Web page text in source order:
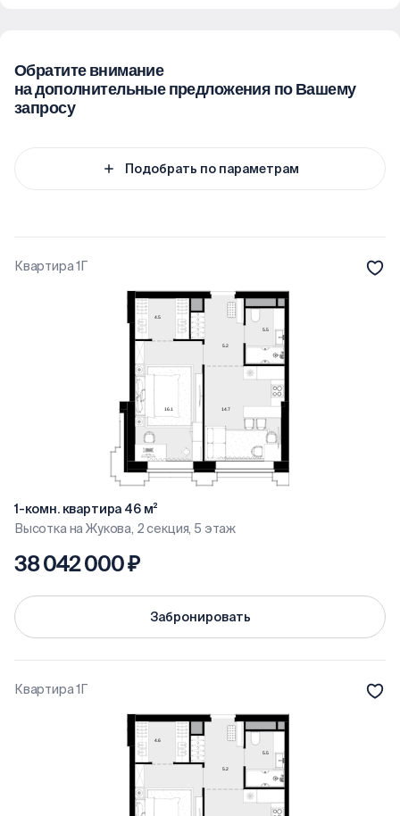
Обратите внимание
на дополнительные предложения по Вашему
запросу
Подобрать по параметрам
Квартира 1Г
1-комн. квартира 46 м²
Высотка на Жукова, 2 секция, 5 этаж
38 042 000 ₽
Забронировать
Квартира 1Г